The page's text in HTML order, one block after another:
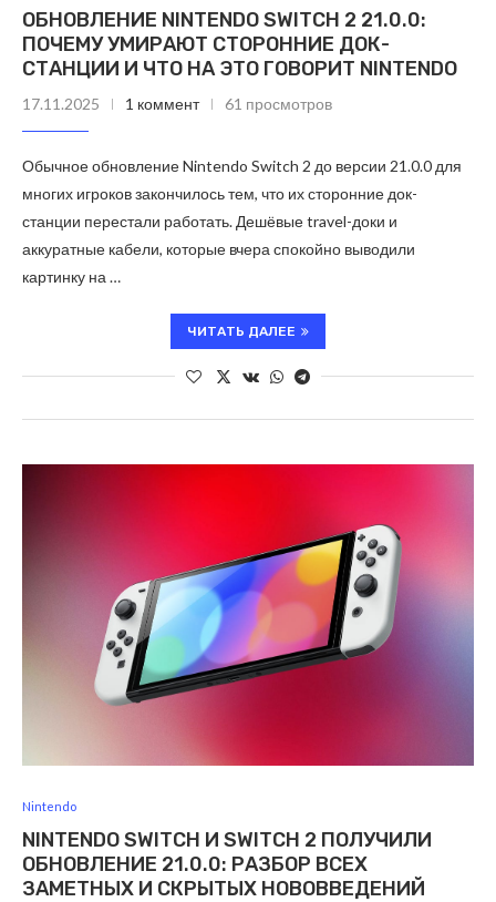
ОБНОВЛЕНИЕ NINTENDO SWITCH 2 21.0.0:
ПОЧЕМУ УМИРАЮТ СТОРОННИЕ ДОК-
СТАНЦИИ И ЧТО НА ЭТО ГОВОРИТ NINTENDO
17.11.2025 1 коммент 61 просмотров
Обычное обновление Nintendo Switch 2 до версии 21.0.0 для
многих игроков закончилось тем, что их сторонние док-
станции перестали работать. Дешёвые travel-доки и
аккуратные кабели, которые вчера спокойно выводили
картинку на …
ЧИТАТЬ ДАЛЕЕ
Nintendo
NINTENDO SWITCH И SWITCH 2 ПОЛУЧИЛИ
ОБНОВЛЕНИЕ 21.0.0: РАЗБОР ВСЕХ
ЗАМЕТНЫХ И СКРЫТЫХ НОВОВВЕДЕНИЙ